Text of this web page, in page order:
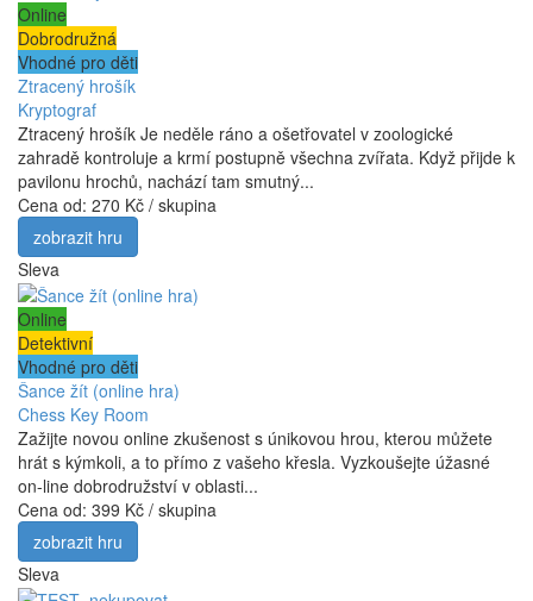
Online
Dobrodružná
Vhodné pro děti
Ztracený hrošík
Kryptograf
Ztracený hrošík Je neděle ráno a ošetřovatel v zoologické
zahradě kontroluje a krmí postupně všechna zvířata. Když přijde k
pavilonu hrochů, nachází tam smutný...
Cena od: 270 Kč / skupina
zobrazit hru
Sleva
Online
Detektivní
Vhodné pro děti
Šance žít (online hra)
Chess Key Room
Zažijte novou online zkušenost s únikovou hrou, kterou můžete
hrát s kýmkoli, a to přímo z vašeho křesla. Vyzkoušejte úžasné
on-line dobrodružství v oblasti...
Cena od: 399 Kč / skupina
zobrazit hru
Sleva